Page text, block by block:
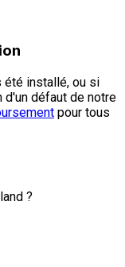
été installé, ou si
d'un défaut de notre
pour tous
?